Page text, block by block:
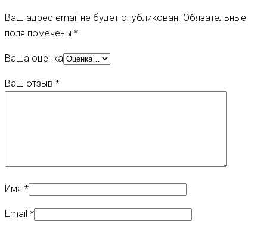
Ваш адрес email не будет опубликован. Обязательные
поля помечены *
Ваша оценка
Ваш отзыв *
Имя *
Email *